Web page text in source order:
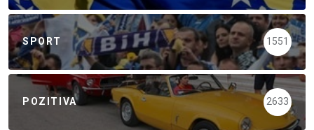
SPORT 1551
POZITIVA 2633